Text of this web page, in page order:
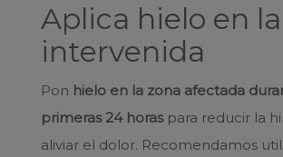
Aplica hielo en
intervenida
Pon hielo en la zona afectada
primeras 24 horaspara reducir la
aliviar el dolor. Recomendamos